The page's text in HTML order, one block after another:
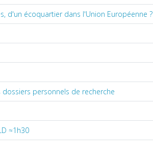
d'un écoquartier dans l'Union Européenne ?
personnels de recherche
≈1h30